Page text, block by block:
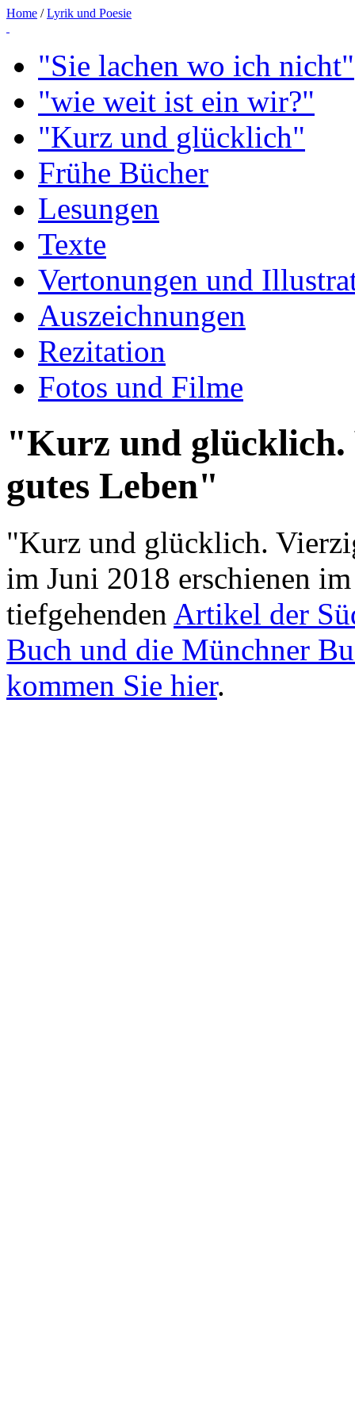
Home /Lyrik und Poesie
"Sie lachen wo ich nicht"
"wie weit ist ein wir?"
"Kurz und glücklich"
Frühe Bücher
Lesungen
Texte
Vertonungen und
Auszeichnungen
Rezitation
Fotos und Filme
"Kurz und
gutes Leben"
"Kurz und glücklich.
im Juni 2018 erschienen
tiefgehenden Artikel der
Buch und die Münchner
kommen Sie hier.